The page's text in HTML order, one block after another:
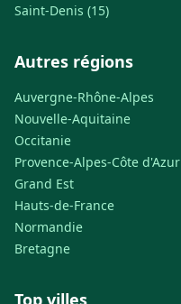
Saint-Denis (15)
Autres régions
Auvergne-Rhône-Alpes
Nouvelle-Aquitaine
Occitanie
Provence-Alpes-Côte d'Azur
Grand Est
Hauts-de-France
Normandie
Bretagne
Top villes